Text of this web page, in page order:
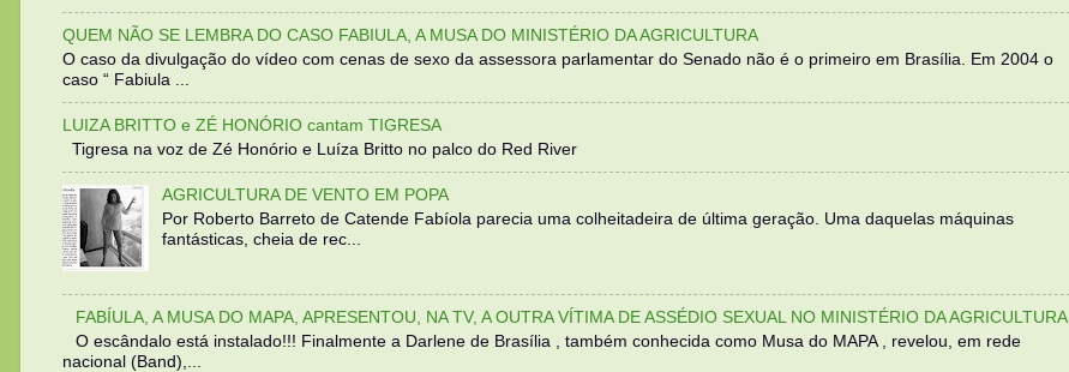
QUEM NÃO SE LEMBRA DO CASO FABIULA, A MUSA DO MINISTÉRIO DA AGRICULTURA
O caso da divulgação do vídeo com cenas de sexo da assessora parlamentar do Senado não é o primeiro em Brasília. Em 2004 o
caso “ Fabiula ...
LUIZA BRITTO e ZÉ HONÓRIO cantam TIGRESA
Tigresa na voz de Zé Honório e Luíza Britto no palco do Red River
AGRICULTURA DE VENTO EM POPA
Por Roberto Barreto de Catende Fabíola parecia uma colheitadeira de última geração. Uma daquelas máquinas
fantásticas, cheia de rec...
FABÍULA, A MUSA DO MAPA, APRESENTOU, NA TV, A OUTRA VÍTIMA DE ASSÉDIO SEXUAL NO MINISTÉRIO DA AGRICULTURA
O escândalo está instalado!!! Finalmente a Darlene de Brasília , também conhecida como Musa do MAPA , revelou, em rede
nacional (Band),...